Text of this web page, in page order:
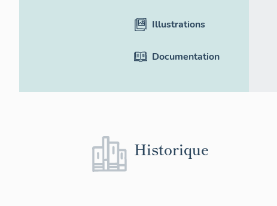
Illustrations
Documentation
Historique